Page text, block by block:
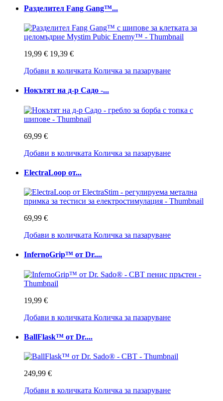
Разделител Fang Gang™...
19,99 € 19,39 €
Добави в количката Количка за пазаруване
Нокътят на д-р Садо -...
69,99 €
Добави в количката Количка за пазаруване
ElectraLoop от...
69,99 €
Добави в количката Количка за пазаруване
InfernoGrip™ от Dr....
19,99 €
Добави в количката Количка за пазаруване
BallFlask™ от Dr....
249,99 €
Добави в количката Количка за пазаруване